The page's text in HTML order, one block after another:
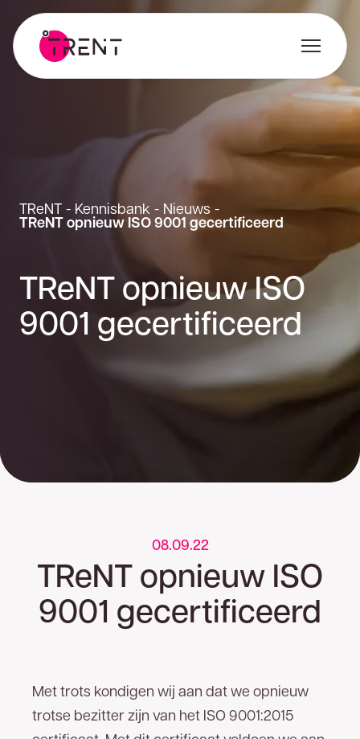
TReNT - Kennisbank - Nieuws -
TReNT opnieuw ISO 9001 gecertificeerd
TReNT opnieuw ISO
9001 gecertificeerd
08.09.22
TReNT opnieuw ISO
9001 gecertificeerd
Met trots kondigen wij aan dat we opnieuw
trotse bezitter zijn van het ISO 9001:2015